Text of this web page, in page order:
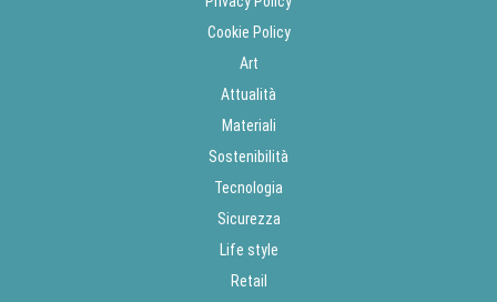
Cookie Policy
Art
Attualità
Materiali
Sostenibilità
Tecnologia
Sicurezza
Life style
Retail